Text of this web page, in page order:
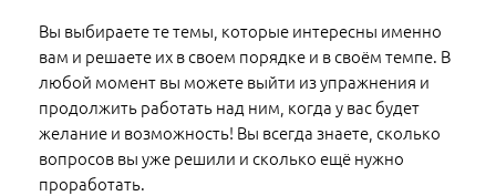
Вы выбираете те темы, которые интересны именно
вам и решаете их в своем порядке и в своём темпе. В
любой момент вы можете выйти из упражнения и
продолжить работать над ним, когда у вас будет
желание и возможность! Вы всегда знаете, сколько
вопросов вы уже решили и сколько ещё нужно
проработать.